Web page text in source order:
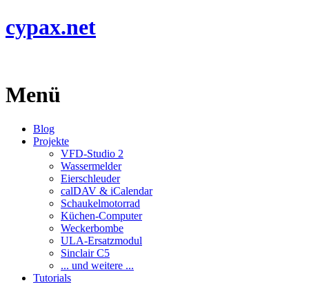
cypax.net
Menü
Blog
Projekte
VFD-Studio 2
Wassermelder
Eierschleuder
calDAV & iCalendar
Schaukelmotorrad
Küchen-Computer
Weckerbombe
ULA-Ersatzmodul
Sinclair C5
... und weitere ...
Tutorials